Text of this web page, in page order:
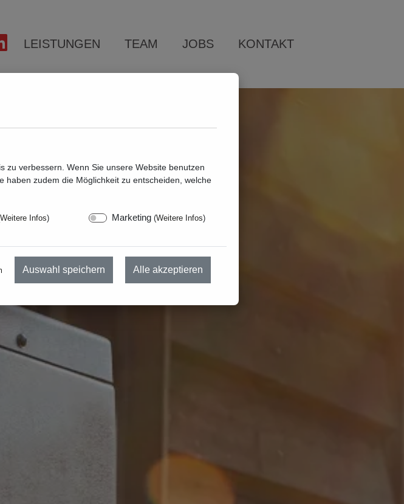
LEISTUNGEN TEAM JOBS KONTAKT
zu verbessern. Wenn Sie unsere Website benutzen
haben zudem die Möglichkeit zu entscheiden, welche
Weitere Infos) Marketing (Weitere Infos)
Auswahl speichern Alle akzeptieren